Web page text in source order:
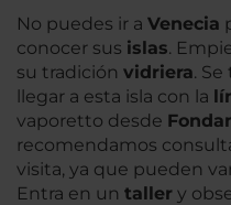
No puedes ir a Venecia
conocer sus islas.
su tradición vidriera.
llegar a esta isla con la
vaporetto desde
recomendamos
visita, ya que pueden
Entra en un taller y